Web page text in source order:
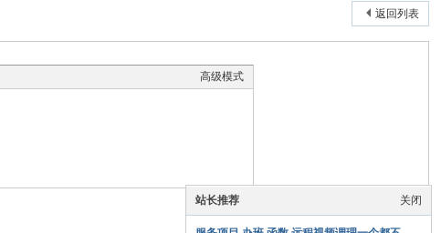
返回列表
高级模式
本版积分规则关闭
站长推荐